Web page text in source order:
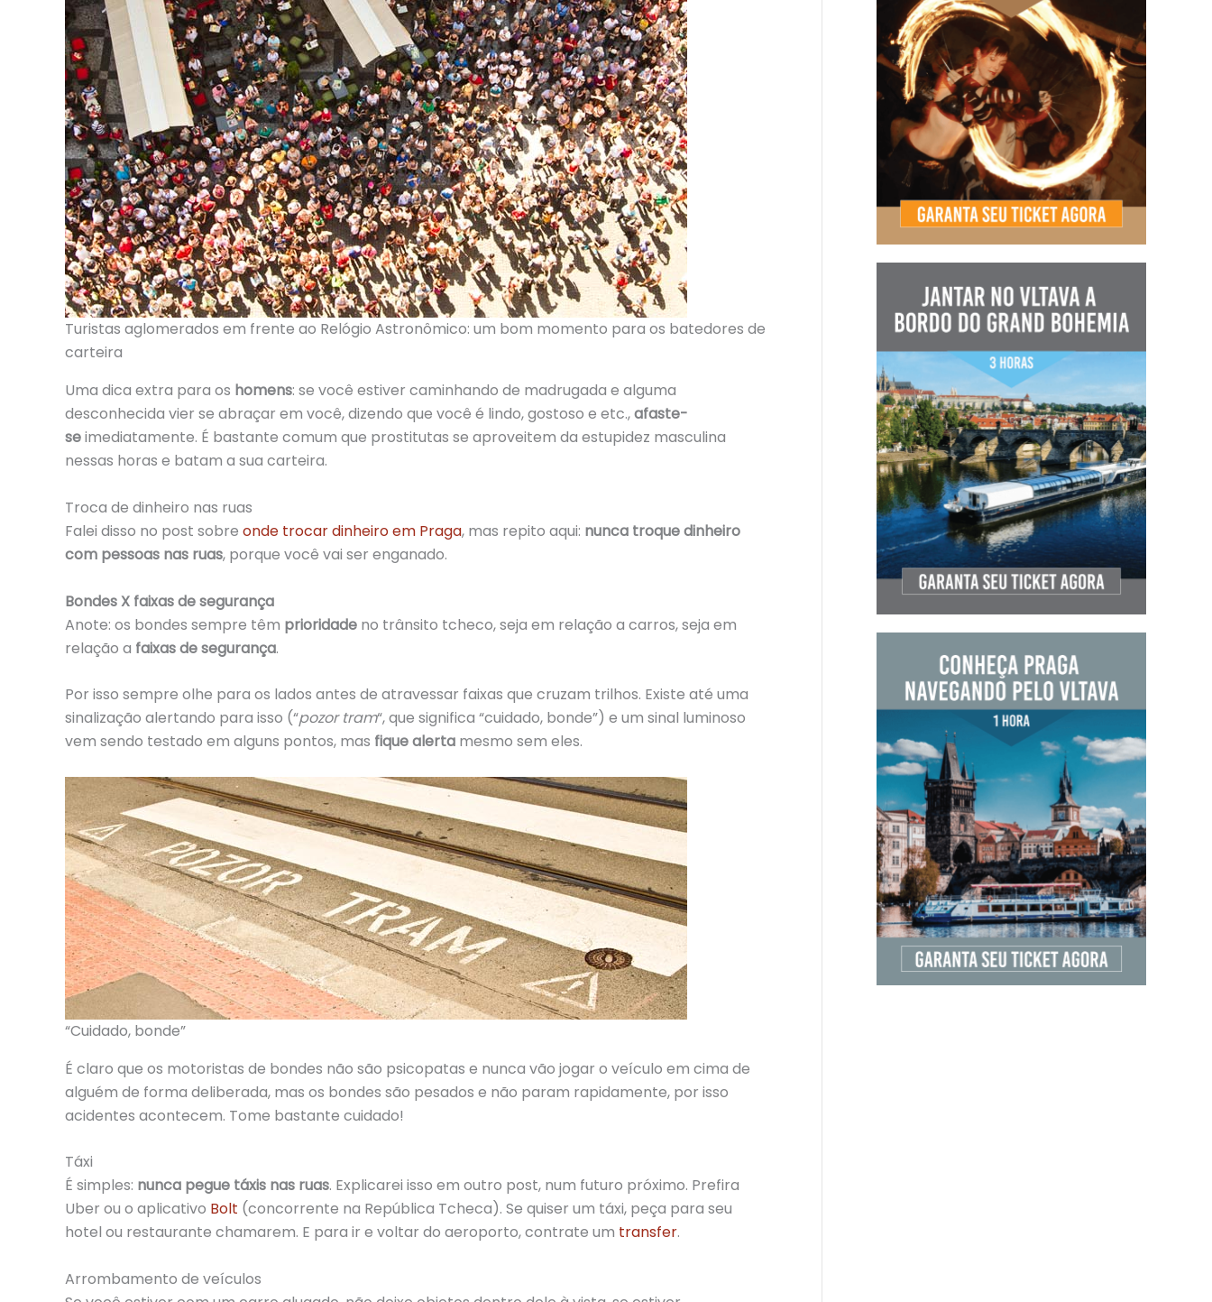
Turistas aglomerados em frente ao Relógio Astronômico: um bom momento para os batedores de
carteira
Uma dica extra para os homens: se você estiver caminhando de madrugada e alguma
desconhecida vier se abraçar em você, dizendo que você é lindo, gostoso e etc.,afaste-
seimediatamente. É bastante comum que prostitutas se aproveitem da estupidez masculina
nessas horas e batam a sua carteira.
Troca de dinheiro nas ruas
Falei disso no post sobre onde trocar dinheiro em Praga, mas repito aqui: nunca troque dinheiro
com pessoas nas ruas, porque você vai ser enganado.
Bondes X faixas de segurança
Anote: os bondes sempre têm prioridade no trânsito tcheco, seja em relação a carros, seja em
relação a faixas de segurança.
Por isso sempre olhe para os lados antes de atravessar faixas que cruzam trilhos. Existe até uma
sinalização alertando para isso (“pozor tram“, que significa “cuidado, bonde”) e um sinal luminoso
vem sendo testado em alguns pontos, mas fique alerta mesmo sem eles.
“Cuidado, bonde”
É claro que os motoristas de bondes não são psicopatas e nunca vão jogar o veículo em cima de
alguém de forma deliberada, mas os bondes são pesados e não param rapidamente, por isso
acidentes acontecem. Tome bastante cuidado!
Táxi
É simples: nunca pegue táxis nas ruas. Explicarei isso em outro post, num futuro próximo. Prefira
Uber ou o aplicativo Bolt (concorrente na República Tcheca). Se quiser um táxi, peça para seu
hotel ou restaurante chamarem. E para ir e voltar do aeroporto, contrate um transfer.
Arrombamento de veículos